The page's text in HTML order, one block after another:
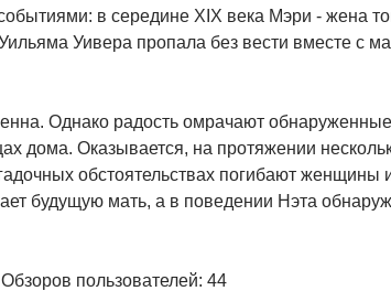
в середине XIX века Мэри - жена
Уивера пропала без вести вместе с
Однако радость омрачают обнаруженные
дома. Оказывается, на протяжении
обстоятельствах погибают женщины
будущую мать, а в поведении Нэта
Обзоров пользователей: 44